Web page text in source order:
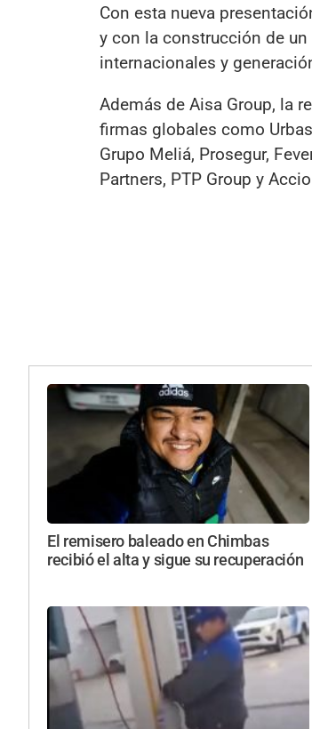
Con esta nueva
y con la construcción de
internacionales y
Además de Aisa Group, la
firmas globales como
Grupo Meliá, Prosegur,
Partners, PTP Group y
El remisero baleado en Chimbas
recibió el alta y sigue su recuperación